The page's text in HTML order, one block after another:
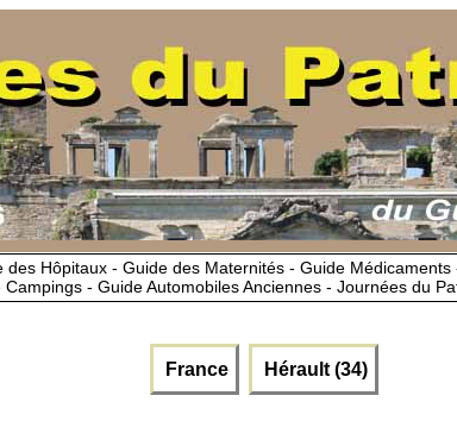
Hôpitaux - Guide des Maternités - Guide Médicaments
- Guide Automobiles Anciennes - Journées du
France Hérault (34)